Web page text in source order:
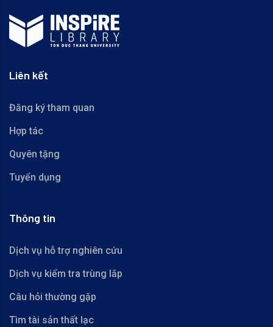
Liên kết
Đăng ký tham quan
Hợp tác
Quyên tặng
Tuyển dụng
Thông tin
Dịch vụ hỗ trợ nghiên cứu
Dịch vụ kiểm tra trùng lắp
Câu hỏi thường gặp
Tìm tài sản thất lạc